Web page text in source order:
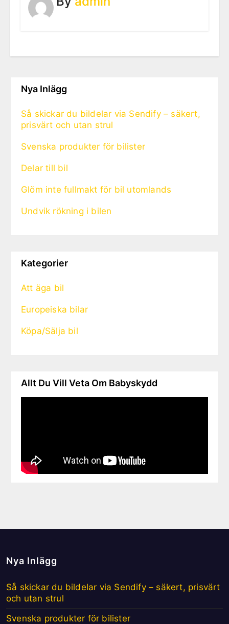
Nya Inlägg
Så skickar du bildelar via Sendify – säkert,
prisvärt och utan strul
Svenska produkter för bilister
Delar till bil
Glöm inte fullmakt för bil utomlands
Undvik rökning i bilen
Kategorier
Att äga bil
Europeiska bilar
Köpa/Sälja bil
Allt Du Vill Veta Om Babyskydd
Nya Inlägg
Så skickar du bildelar via Sendify – säkert, prisvärt
och utan strul
Svenska produkter för bilister